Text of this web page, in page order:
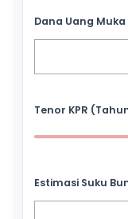
Dana Uang
Tenor KPR
Estimasi Suku